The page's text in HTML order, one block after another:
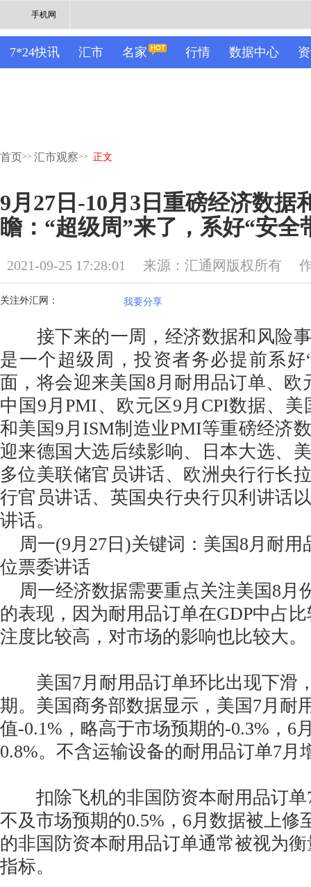
手机网
7*24快讯 汇市 名家 行情 数据中心
首页>> 汇市观察>> 正文
9月27日-10月3日重磅经济数据
瞻：“超级周”来了，系好“安全
2021-09-25 17:28:01 来源：汇通网版权所有
关注外汇网： 我要分享
接下来的一周，经济数据和风险事
是一个超级周，投资者务必提前系
面，将会迎来美国8月耐用品订单、欧
中国9月PMI、欧元区9月CPI数据、美
和美国9月ISM制造业PMI等重磅经济
迎来德国大选后续影响、日本大选、
多位美联储官员讲话、欧洲央行行长
行官员讲话、英国央行央行贝利讲话
讲话。
周一(9月27日)关键词：美国8月耐用
位票委讲话
周一经济数据需要重点关注美国8月
的表现，因为耐用品订单在GDP中占
注度比较高，对市场的影响也比较大。
美国7月耐用品订单环比出现下滑
期。美国商务部数据显示，美国7月耐
值-0.1%，略高于市场预期的-0.3%，6
0.8%。不含运输设备的耐用品订单7月
扣除飞机的非国防资本耐用品订单
不及市场预期的0.5%，6月数据被上修
的非国防资本耐用品订单通常被视为
指标。